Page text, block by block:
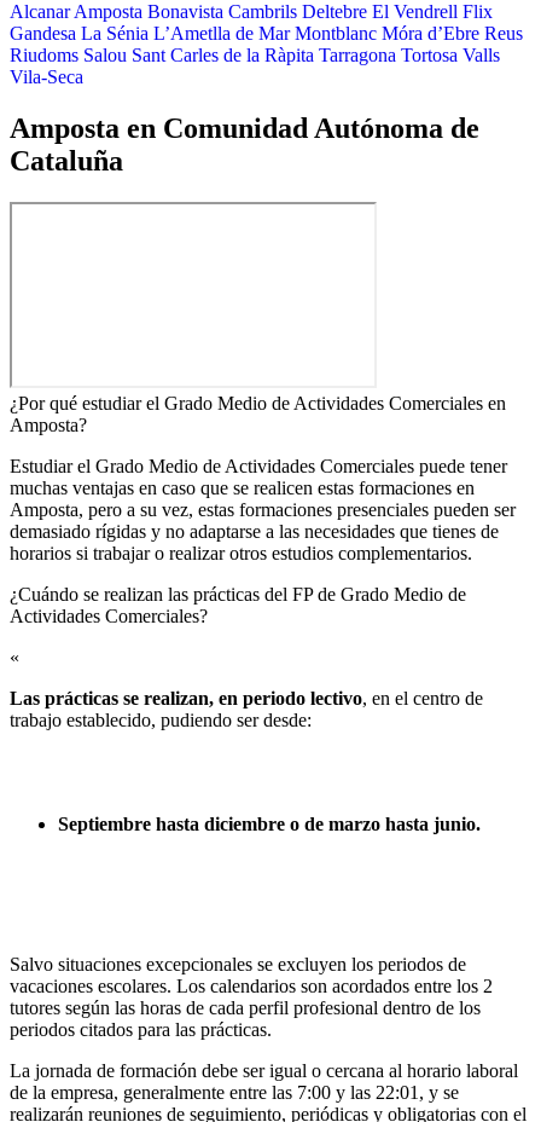
Alcanar Amposta Bonavista Cambrils Deltebre El Vendrell Flix
Gandesa La Sénia L’Ametlla de Mar Montblanc Móra d’Ebre Reus
Riudoms Salou Sant Carles de la Ràpita Tarragona Tortosa Valls
Vila-Seca
Amposta en Comunidad Autónoma de
Cataluña
¿Por qué estudiar el Grado Medio de Actividades Comerciales en
Amposta?
Estudiar el Grado Medio de Actividades Comerciales puede tener
muchas ventajas en caso que se realicen estas formaciones en
Amposta, pero a su vez, estas formaciones presenciales pueden ser
demasiado rígidas y no adaptarse a las necesidades que tienes de
horarios si trabajar o realizar otros estudios complementarios.
¿Cuándo se realizan las prácticas del FP de Grado Medio de
Actividades Comerciales?​
«
Las prácticas se realizan, en periodo lectivo, en el centro de
trabajo establecido, pudiendo ser desde:
Septiembre hasta diciembre o de marzo hasta junio.
Salvo situaciones excepcionales se excluyen los periodos de
vacaciones escolares. Los calendarios son acordados entre los 2
tutores según las horas de cada perfil profesional dentro de los
periodos citados para las prácticas.
La jornada de formación debe ser igual o cercana al horario laboral
de la empresa, generalmente entre las 7:00 y las 22:01, y se
realizarán reuniones de seguimiento, periódicas y obligatorias con el